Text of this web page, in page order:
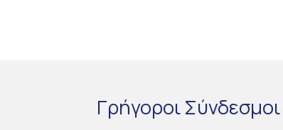
ΓρήγοροιΣύνδεσμοι